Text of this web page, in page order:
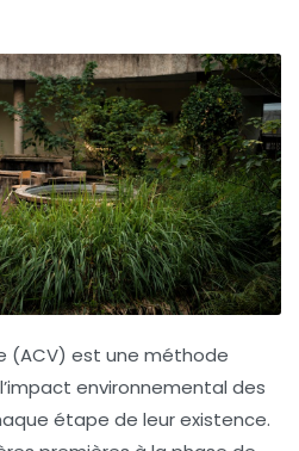
(ACV) est une méthode
impact environnemental des
étape de leur existence.